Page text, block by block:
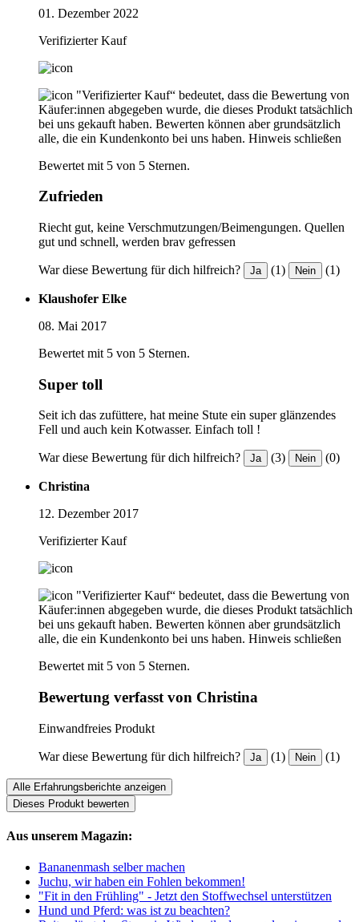
01. Dezember 2022
Verifizierter Kauf
"Verifizierter Kauf“ bedeutet, dass die Bewertung von
Käufer:innen abgegeben wurde, die dieses Produkt tatsächlich
bei uns gekauft haben. Bewerten können aber grundsätzlich
alle, die ein Kundenkonto bei uns haben. Hinweis schließen
Bewertet mit 5 von 5 Sternen.
Zufrieden
Riecht gut, keine Verschmutzungen/Beimengungen. Quellen
gut und schnell, werden brav gefressen
War diese Bewertung für dich hilfreich? Ja (1) Nein (1)
Klaushofer Elke
08. Mai 2017
Bewertet mit 5 von 5 Sternen.
Super toll
Seit ich das zufüttere, hat meine Stute ein super glänzendes
Fell und auch kein Kotwasser. Einfach toll !
War diese Bewertung für dich hilfreich? Ja (3) Nein (0)
Christina
12. Dezember 2017
Verifizierter Kauf
"Verifizierter Kauf“ bedeutet, dass die Bewertung von
Käufer:innen abgegeben wurde, die dieses Produkt tatsächlich
bei uns gekauft haben. Bewerten können aber grundsätzlich
alle, die ein Kundenkonto bei uns haben. Hinweis schließen
Bewertet mit 5 von 5 Sternen.
Bewertung verfasst von Christina
Einwandfreies Produkt
War diese Bewertung für dich hilfreich? Ja (1) Nein (1)
Alle Erfahrungsberichte anzeigen
Dieses Produkt bewerten
Aus unserem Magazin:
Bananenmash selber machen
Juchu, wir haben ein Fohlen bekommen!
"Fit in den Frühling" - Jetzt den Stoffwechsel unterstützen
Hund und Pferd: was ist zu beachten?